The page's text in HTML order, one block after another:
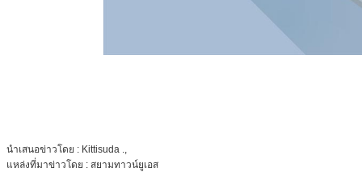
นำเสนอข่าวโดย : Kittisuda .,
แหล่งที่มาข่าวโดย : สยามทาวน์ยูเอส